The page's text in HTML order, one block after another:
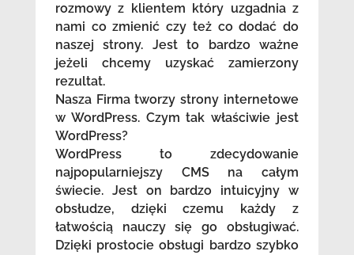
rozmowy z klientem który uzgadnia z
nami co zmienić czy też co dodać do
naszej strony. Jest to bardzo ważne
jeżeli chcemy uzyskać zamierzony
rezultat.
Nasza Firma tworzy strony internetowe
w WordPress. Czym tak właściwie jest
WordPress?
WordPress to zdecydowanie
najpopularniejszy CMS na całym
świecie. Jest on bardzo intuicyjny w
obsłudze, dzięki czemu każdy z
łatwością nauczy się go obsługiwać.
Dzięki prostocie obsługi bardzo szybko